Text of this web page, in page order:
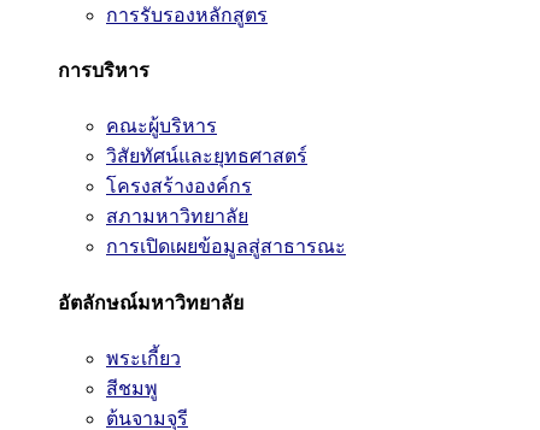
การรับรองหลักสูตร
การบริหาร
คณะผู้บริหาร
วิสัยทัศน์และยุทธศาสตร์
โครงสร้างองค์กร
สภามหาวิทยาลัย
การเปิดเผยข้อมูลสู่สาธารณะ
อัตลักษณ์มหาวิทยาลัย
พระเกี้ยว
สีชมพู
ต้นจามจุรี